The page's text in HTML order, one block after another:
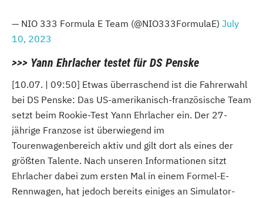
— NIO 333 Formula E Team (@NIO333FormulaE) July
10, 2023
>>> Yann Ehrlacher testet für DS Penske
[10.07. | 09:50] Etwas überraschend ist die Fahrerwahl
bei DS Penske: Das US-amerikanisch-französische Team
setzt beim Rookie-Test Yann Ehrlacher ein. Der 27-
jährige Franzose ist überwiegend im
Tourenwagenbereich aktiv und gilt dort als eines der
größten Talente. Nach unseren Informationen sitzt
Ehrlacher dabei zum ersten Mal in einem Formel-E-
Rennwagen, hat jedoch bereits einiges an Simulator-